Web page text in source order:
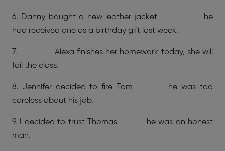
6. Danny bought a new leather jacket __________ he
had received one as a birthday gift last week.
7. ________ Alexa finishes her homework today, she will
fail the class.
8. Jennifer decided to fire Tom _______ he was too
careless about his job.
9. I decided to trust Thomas ______ he was an honest
man.